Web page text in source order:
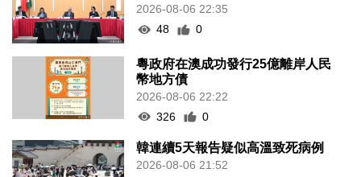
2026-08-06 22:35
48
0
粵政府在澳成功發行25億離岸人民
幣地方債
2026-08-06 22:22
326
0
韓連續5天報告疑似高溫致死病例
2026-08-06 21:52